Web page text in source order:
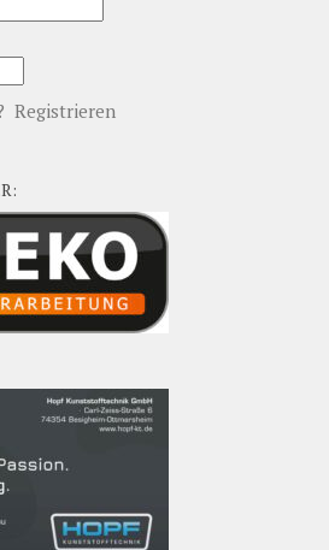
Registrieren